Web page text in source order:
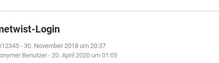
Login
- 30. November 2018 um 20:37
Benutzer- 20. April 2020 um 01:05